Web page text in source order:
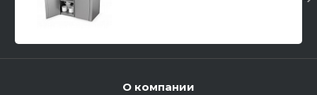
О компании